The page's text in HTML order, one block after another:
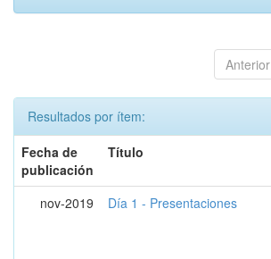
Anterior
Resultados por ítem:
Fecha de
publicación
Título
nov-2019 Día 1 - Presentaciones